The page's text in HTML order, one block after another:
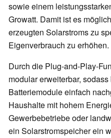
sowie einem
Growatt. Damit ist es
erzeugten Solarstroms zu
Eigenverbrauch zu erhöhen.
Durch die Plug-and-Play-
modular erweiterbar,
Batteriemodule einfach
Haushalte mit hohem
Gewerbebetriebe oder
ein Solarstromspeicher ein